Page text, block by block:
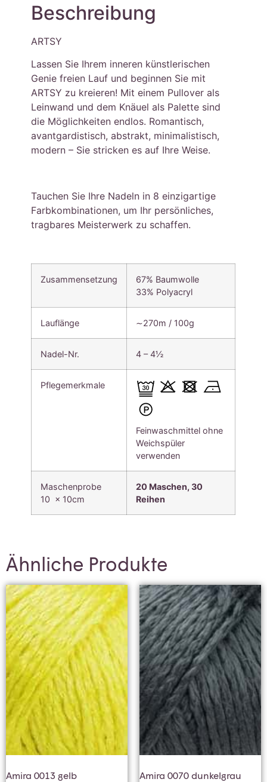
Beschreibung
ARTSY
Lassen Sie Ihrem inneren künstlerischen
Genie freien Lauf und beginnen Sie mit
ARTSY zu kreieren! Mit einem Pullover als
Leinwand und dem Knäuel als Palette sind
die Möglichkeiten endlos. Romantisch,
avantgardistisch, abstrakt, minimalistisch,
modern – Sie stricken es auf Ihre Weise.
Tauchen Sie Ihre Nadeln in 8 einzigartige
Farbkombinationen, um Ihr persönliches,
tragbares Meisterwerk zu schaffen.
Zusammensetzung
67% Baumwolle
33% Polyacryl
Lauflänge ∼270m / 100g
Nadel-Nr. 4 – 4½
Pflegemerkmale
Feinwaschmittel ohne
Weichspüler
verwenden
Maschenprobe
10 x 10cm
20 Maschen, 30
Reihen
Ähnliche Produkte
Amira 0013 gelb Amira 0070 dunkelgrau